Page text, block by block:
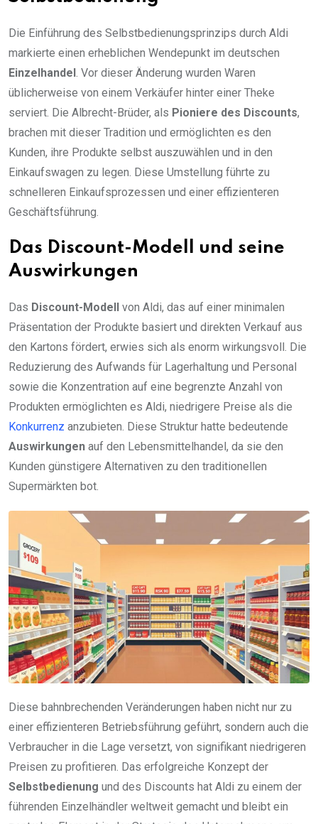
Die Einführung des Selbstbedienungsprinzips durch Aldi
markierte einen erheblichen Wendepunkt im deutschen
Einzelhandel . Vor dieser Änderung wurden Waren
üblicherweise von einem Verkäufer hinter einer Theke
serviert. Die Albrecht-Brüder, als Pioniere des Discounts,
brachen mit dieser Tradition und ermöglichten es den
Kunden, ihre Produkte selbst auszuwählen und in den
Einkaufswagen zu legen. Diese Umstellung führte zu
schnelleren Einkaufsprozessen und einer effizienteren
Geschäftsführung.
Das Discount-Modell und seine
Auswirkungen
Das Discount-Modell
von Aldi, das auf einer minimalen
Präsentation der Produkte basiert und direkten Verkauf aus
den Kartons fördert, erwies sich als enorm wirkungsvoll. Die
Reduzierung des Aufwands für Lagerhaltung und Personal
sowie die Konzentration auf eine begrenzte Anzahl von
Produkten ermöglichten es Aldi, niedrigere Preise als die
Konkurrenz anzubieten. Diese Struktur hatte bedeutende
Auswirkungen auf den Lebensmittelhandel, da sie den
Kunden günstigere Alternativen zu den traditionellen
Supermärkten bot.
Diese bahnbrechenden Veränderungen haben nicht nur zu
einer effizienteren Betriebsführung geführt, sondern auch die
Verbraucher in die Lage versetzt, von signifikant niedrigeren
Preisen zu profitieren. Das erfolgreiche Konzept der
Selbstbedienung und des Discounts hat Aldi zu einem der
führenden Einzelhändler weltweit gemacht und bleibt ein